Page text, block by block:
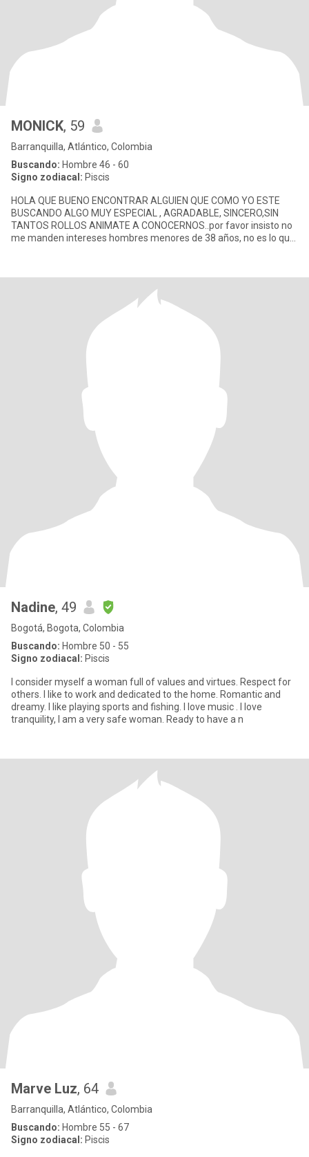
MONICK, 59
Barranquilla, Atlántico, Colombia
Buscando: Hombre 46 - 60
Signo zodiacal: Piscis
HOLA QUE BUENO ENCONTRAR ALGUIEN QUE COMO YO ESTE
BUSCANDO ALGO MUY ESPECIAL , AGRADABLE, SINCERO,SIN
TANTOS ROLLOS ANIMATE A CONOCERNOS..por favor insisto no
me manden intereses hombres menores de 38 años, no es lo que
Nadine, 49
Bogotá, Bogota, Colombia
Buscando: Hombre 50 - 55
Signo zodiacal: Piscis
I consider myself a woman full of values ​​and virtues. Respect for
others. I like to work and dedicated to the home. Romantic and
dreamy. I like playing sports and fishing. I love music . I love
tranquility, I am a very safe woman. Ready to have a n
Marve Luz, 64
Barranquilla, Atlántico, Colombia
Buscando: Hombre 55 - 67
Signo zodiacal: Piscis